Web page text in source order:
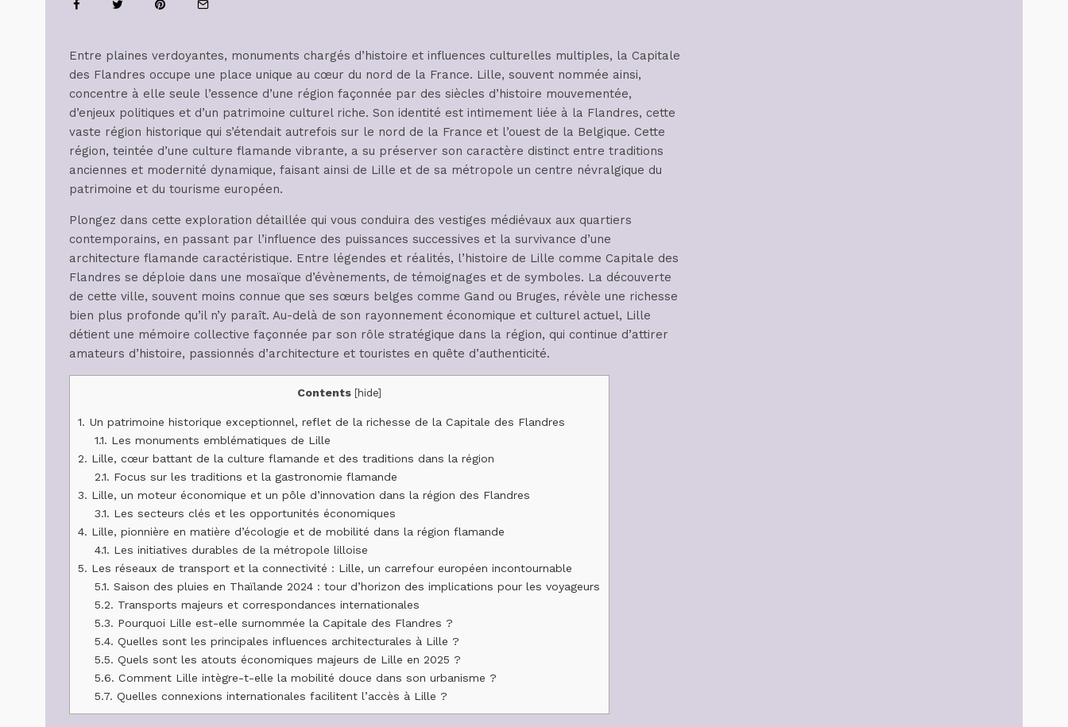
Entre plaines verdoyantes, monuments chargés d’histoire et influences culturelles multiples, la Capitale
des Flandres occupe une place unique au cœur du nord de la France. Lille, souvent nommée ainsi,
concentre à elle seule l’essence d’une région façonnée par des siècles d’histoire mouvementée,
d’enjeux politiques et d’un patrimoine culturel riche. Son identité est intimement liée à la Flandres, cette
vaste région historique qui s’étendait autrefois sur le nord de la France et l’ouest de la Belgique. Cette
région, teintée d’une culture flamande vibrante, a su préserver son caractère distinct entre traditions
anciennes et modernité dynamique, faisant ainsi de Lille et de sa métropole un centre névralgique du
patrimoine et du tourisme européen.
Plongez dans cette exploration détaillée qui vous conduira des vestiges médiévaux aux quartiers
contemporains, en passant par l’influence des puissances successives et la survivance d’une
architecture flamande caractéristique. Entre légendes et réalités, l’histoire de Lille comme Capitale des
Flandres se déploie dans une mosaïque d’évènements, de témoignages et de symboles. La découverte
de cette ville, souvent moins connue que ses sœurs belges comme Gand ou Bruges, révèle une richesse
bien plus profonde qu’il n’y paraît. Au-delà de son rayonnement économique et culturel actuel, Lille
détient une mémoire collective façonnée par son rôle stratégique dans la région, qui continue d’attirer
amateurs d’histoire, passionnés d’architecture et touristes en quête d’authenticité.
Contents [hide]
1. Un patrimoine historique exceptionnel, reflet de la richesse de la Capitale des Flandres
1.1. Les monuments emblématiques de Lille
2. Lille, cœur battant de la culture flamande et des traditions dans la région
2.1. Focus sur les traditions et la gastronomie flamande
3. Lille, un moteur économique et un pôle d’innovation dans la région des Flandres
3.1. Les secteurs clés et les opportunités économiques
4. Lille, pionnière en matière d’écologie et de mobilité dans la région flamande
4.1. Les initiatives durables de la métropole lilloise
5. Les réseaux de transport et la connectivité : Lille, un carrefour européen incontournable
5.1. Saison des pluies en Thaïlande 2024 : tour d’horizon des implications pour les voyageurs
5.2. Transports majeurs et correspondances internationales
5.3. Pourquoi Lille est-elle surnommée la Capitale des Flandres ?
5.4. Quelles sont les principales influences architecturales à Lille ?
5.5. Quels sont les atouts économiques majeurs de Lille en 2025 ?
5.6. Comment Lille intègre-t-elle la mobilité douce dans son urbanisme ?
5.7. Quelles connexions internationales facilitent l’accès à Lille ?